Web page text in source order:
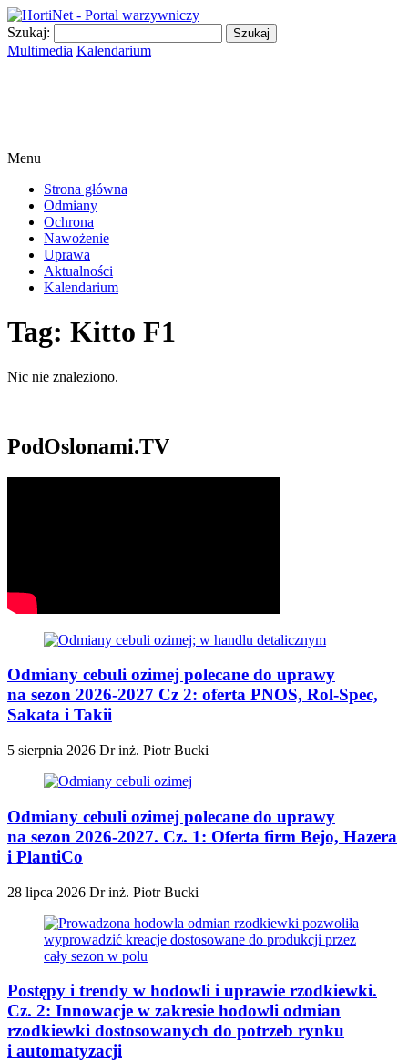
Szukaj:
Multimedia Kalendarium
Menu
Strona główna
Odmiany
Ochrona
Nawożenie
Uprawa
Aktualności
Kalendarium
Tag: Kitto F1
Nic nie znaleziono.
PodOslonami.TV
Odmiany cebuli ozimej polecane do uprawy
na sezon 2026-2027 Cz 2: oferta PNOS, Rol-Spec,
Sakata i Takii
5 sierpnia 2026 Dr inż. Piotr Bucki
Odmiany cebuli ozimej polecane do uprawy
na sezon 2026-2027. Cz. 1: Oferta firm Bejo, Hazera
i PlantiCo
28 lipca 2026 Dr inż. Piotr Bucki
Postępy i trendy w hodowli i uprawie rzodkiewki.
Cz. 2: Innowacje w zakresie hodowli odmian
rzodkiewki dostosowanych do potrzeb rynku
i automatyzacji